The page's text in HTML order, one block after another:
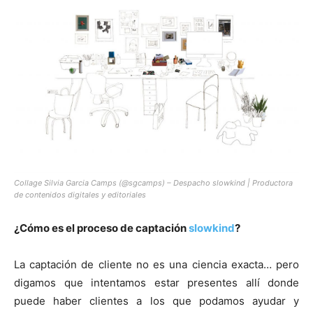
Collage Silvia Garcia Camps (@sgcamps) – Despacho slowkind | Productora
de contenidos digitales y editoriales
¿Cómo es el proceso de captaciónslowkind?
La captación de cliente no es una ciencia exacta… pero
digamos que intentamos estar presentes allí donde
puede haber clientes a los que podamos ayudar y